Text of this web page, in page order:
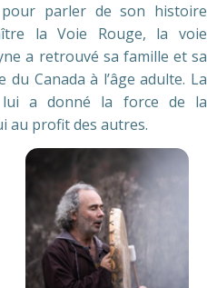
parler de son histoire
la Voie Rouge, la voie
a retrouvé sa famille et sa
Canada à l’âge adulte. La
lui a donné la force de la
au profit des autres.